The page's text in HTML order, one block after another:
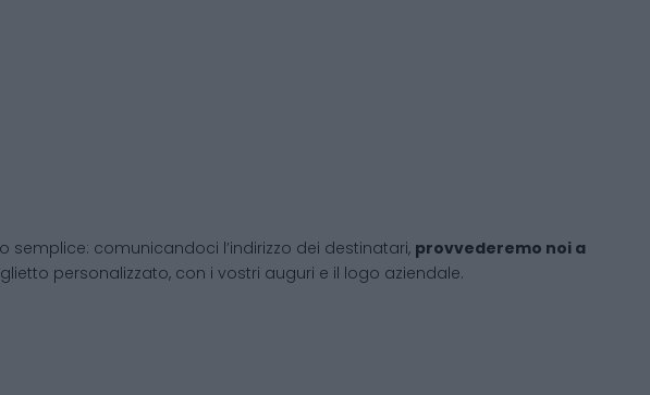
comunicandoci l’indirizzo dei destinatari, provvederemo noi a
personalizzato, con i vostri auguri e il logo aziendale.